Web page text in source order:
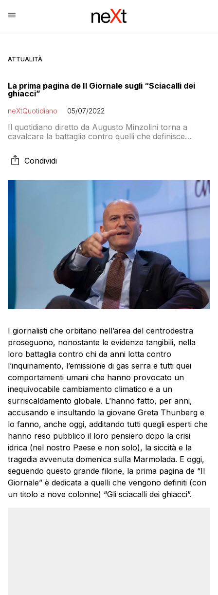
ATTUALITÀ
La prima pagina de Il Giornale sugli “Sciacalli dei
ghiacci”
neXtQuotidiano 05/07/2022
Il quotidiano diretto da Augusto Minzolini torna a
cavalcare la battaglia contro quelli che definisce
Condividi
I giornalisti che orbitano nell’area del centrodestra
proseguono, nonostante le evidenze tangibili, nella
loro battaglia contro chi da anni lotta contro
l’inquinamento, l’emissione di gas serra e tutti quei
comportamenti umani che hanno provocato un
inequivocabile cambiamento climatico e a un
surriscaldamento globale. L’hanno fatto, per anni,
accusando e insultando la giovane Greta Thunberg e
lo fanno, anche oggi, additando tutti quegli esperti che
hanno reso pubblico il loro pensiero dopo la crisi
idrica (nel nostro Paese e non solo), la siccità e la
tragedia avvenuta domenica sulla Marmolada. E oggi,
seguendo questo grande filone, la prima pagina de “Il
Giornale” è dedicata a quelli che vengono definiti (con
un titolo a nove colonne) “Gli sciacalli dei ghiacci”.